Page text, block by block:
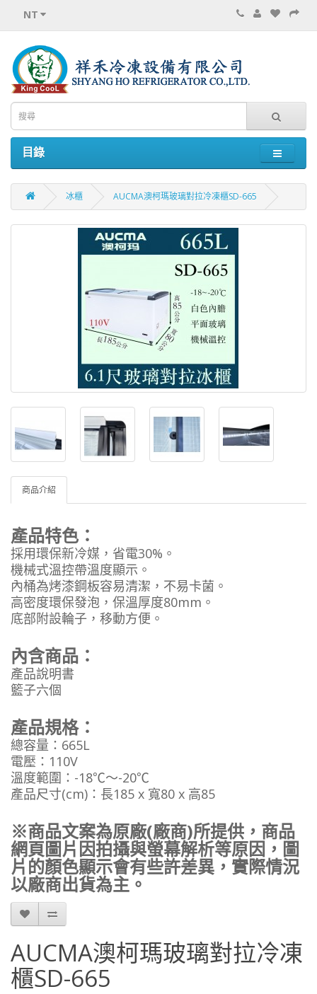
NT
目錄
冰櫃 AUCMA澳柯瑪玻璃對拉冷凍櫃SD-665
商品介紹
產品特色：
採用環保新冷媒，省電30%。
機械式溫控帶溫度顯示。
內桶為烤漆鋼板容易清潔，不易卡菌。
高密度環保發泡，保溫厚度80mm。
底部附設輪子，移動方便。
內含商品：
產品說明書
籃子六個
產品規格：
總容量：665L
電壓：110V
溫度範圍：-18℃～-20℃
產品尺寸(cm)：長185 x 寬80 x 高85
※商品文案為原廠(廠商)所提供，商品
網頁圖片因拍攝與螢幕解析等原因，圖
片的顏色顯示會有些許差異，實際情況
以廠商出貨為主。
AUCMA澳柯瑪玻璃對拉冷凍
櫃SD-665